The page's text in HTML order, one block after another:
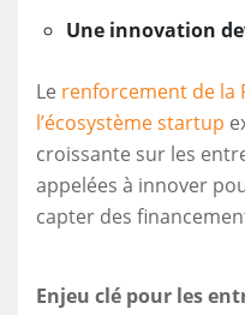
Une innovation
Le renforcement de la
l’écosystème startup
croissante sur les
appelées à innover
capter des
Enjeu clé pour les